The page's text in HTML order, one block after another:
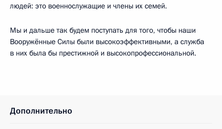
людей: это военнослужащие и члены их семей.
Мы и дальше так будем поступать для того, чтобы наши
Вооружённые Силы были высокоэффективными, а служба
в них была бы престижной и высокопрофессиональной.
Дополнительно